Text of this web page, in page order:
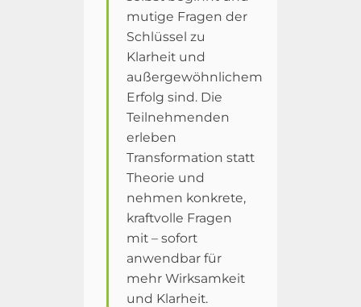
mutige Fragen der
Schlüssel zu
Klarheit und
außergewöhnlichem
Erfolg sind. Die
Teilnehmenden
erleben
Transformation statt
Theorie und
nehmen konkrete,
kraftvolle Fragen
mit – sofort
anwendbar für
mehr Wirksamkeit
und Klarheit.